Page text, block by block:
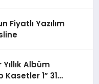
Fiyatlı Yazılım
Albüm
Kasetler 1” 31